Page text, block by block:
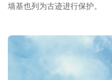
墙基也列为古迹进行保护。